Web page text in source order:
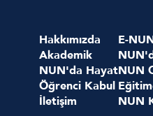
Hakkımızda
Akademik
NUN'da Hayat
Öğrenci Kabul
İletişim
E-
NUN
NUN